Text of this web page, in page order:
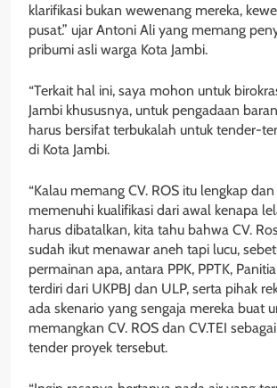
klarifikasi bukan wewenang mereka,
pusat.” ujar Antoni Ali yang memang
pribumi asli warga Kota Jambi.
“Terkait hal ini, saya mohon untuk
Jambi khususnya, untuk pengadaan
harus bersifat terbukalah untuk tender-
di Kota Jambi.
“Kalau memang CV. ROS itu lengkap
memenuhi kualifikasi dari awal kenapa
harus dibatalkan, kita tahu bahwa CV.
sudah ikut menawar aneh tapi lucu,
permainan apa, antara PPK, PPTK,
terdiri dari UKPBJ dan ULP, serta pihak
ada skenario yang sengaja mereka buat
memangkan CV. ROS dan CV.TEI
tender proyek tersebut.